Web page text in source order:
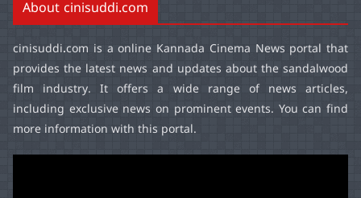
About cinisuddi.com
cinisuddi.com is a online Kannada Cinema News portal that
provides the latest news and updates about the sandalwood
film industry. It offers a wide range of news articles,
including exclusive news on prominent events. You can find
more information with this portal.